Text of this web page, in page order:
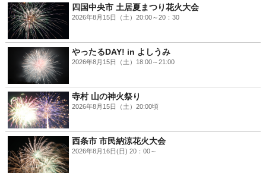
四国中央市 土居夏まつり花火大会
2026年8月15日（土）20:00～20：30
やったるDAY! in よしうみ
2026年8月15日（土）18:00～21:00
寺村 山の神火祭り
2026年8月15日（土）20:00頃
西条市 市民納涼花火大会
2026年8月16日(日) 20：00～